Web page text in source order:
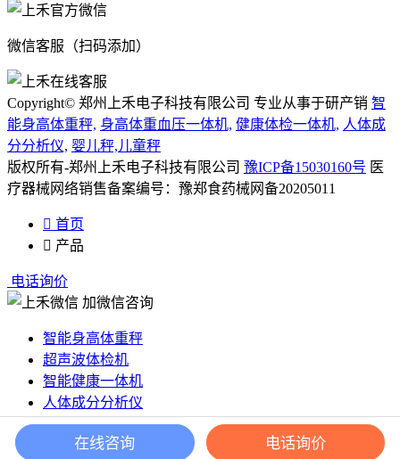
微信客服（扫码添加）
Copyright© 郑州上禾电子科技有限公司 专业从事于研产销 智
能身高体重秤, 身高体重血压一体机, 健康体检一体机, 人体成
分分析仪, 婴儿秤,儿童秤
版权所有-郑州上禾电子科技有限公司 豫ICP备15030160号 医
疗器械网络销售备案编号：豫郑食药械网备20205011
 首页
 产品
电话询价
加微信咨询
智能身高体重秤
超声波体检机
智能健康一体机
人体成分分析仪
儿童秤/婴儿秤
出口投币秤
在线咨询 电话询价